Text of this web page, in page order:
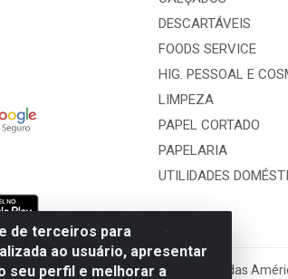
de terceiros para
ao usuário, apresentar
seu perfil e melhorar a
DESCARTÁVEIS
FOODS SERVICE
HIG. PESSOAL E
LIMPEZA
PAPEL CORTADO
PAPELARIA
UTILIDADES
Avenida Universitária, nº 3860, Jardim das